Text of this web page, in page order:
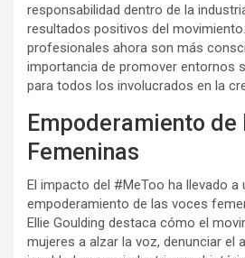
responsabilidad dentro de la
resultados positivos del
profesionales ahora son más
importancia de promover entornos
para todos los involucrados en la
Empoderamiento de
Femeninas
El impacto del #MeToo ha llevado a
empoderamiento de las voces
Ellie Goulding destaca cómo el
mujeres a alzar la voz, denunciar el